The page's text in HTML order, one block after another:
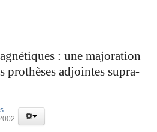
: une majoration
prothèses adjointes supra-